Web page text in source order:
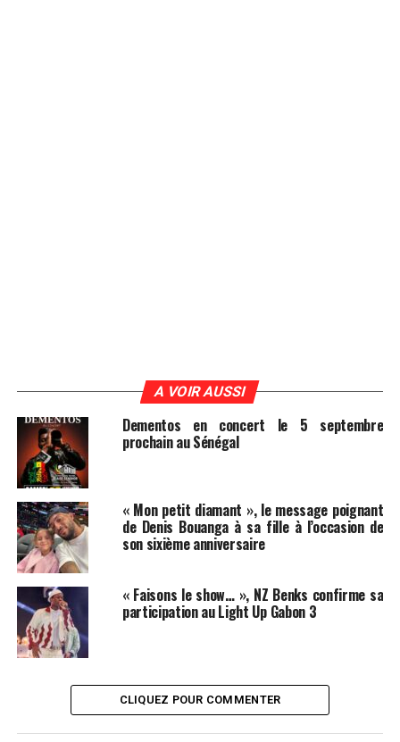
A VOIR AUSSI
Dementos en concert le 5 septembre
prochain au Sénégal
« Mon petit diamant », le message poignant
de Denis Bouanga à sa fille à l’occasion de
son sixième anniversaire
« Faisons le show… », NZ Benks confirme sa
participation au Light Up Gabon 3
CLIQUEZ POUR COMMENTER